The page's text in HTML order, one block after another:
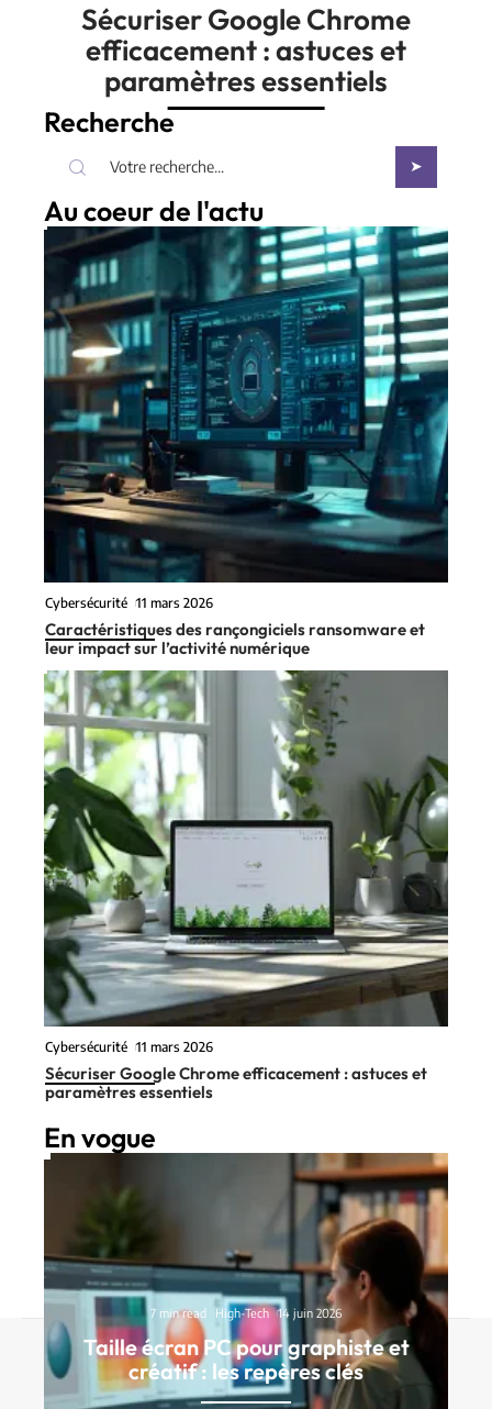
Sécuriser Google Chrome
efficacement : astuces et
paramètres essentiels
Recherche
Au coeur de l'actu
Cybersécurité 11 mars 2026
Caractéristiques des rançongiciels ransomware et
leur impact sur l’activité numérique
Cybersécurité 11 mars 2026
Sécuriser Google Chrome efficacement : astuces et
paramètres essentiels
En vogue
7 min read High-Tech 14 juin 2026
Taille écran PC pour graphiste et
créatif : les repères clés
© 2025 | net-lab.fr
Contact Mentions Légales Sitemap